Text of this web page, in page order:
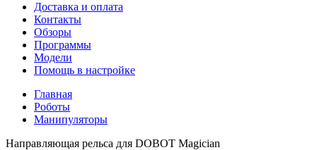
Доставка и оплата
Контакты
Обзоры
Программы
Модели
Помощь в настройке
Главная
Роботы
Манипуляторы
Направляющая рельса для DOBOT Magician